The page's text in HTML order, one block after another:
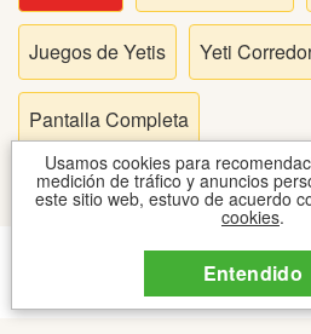
Puzzles
Logica
Arcade
Motos
Usamos cookies para
medición de tráfico y anuncios
este sitio web, estuvo de acuerdo
cookies.
Entendido
Juegos de Yetis Yeti
Pantalla Completa
CONTACTO
2026 ©